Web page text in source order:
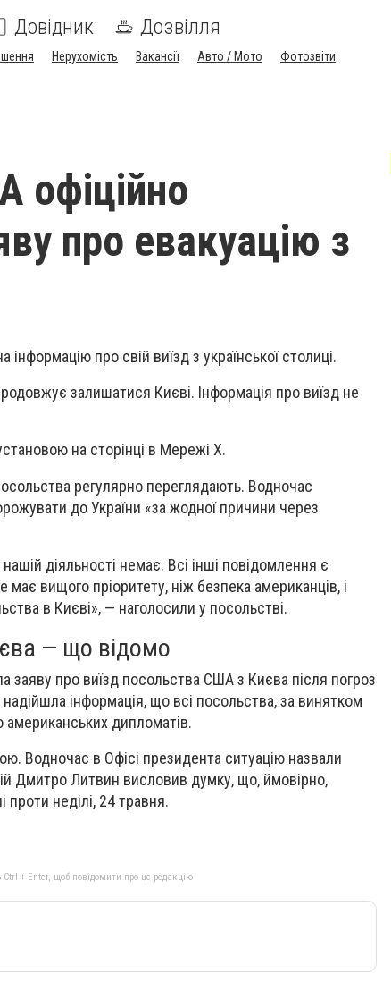
Довідник Дозвілля
Нерухомість Вакансії Авто / Мото
Фотозвіти
офіційно
про евакуацію з
про свій виїзд з української столиці.
залишатися Києві. Інформація про виїзд не
на сторінці в Мережі Х.
регулярно переглядають. Водночас
до України «за жодної причини через
діяльності немає. Всі інші повідомлення є
вищого пріоритету, ніж безпека американців, і
в Києві», — наголосили у посольстві.
— що відомо
заяву про виїзд посольства США з Києва після погроз
інформація, що всі посольства, за винятком
американських дипломатів.
Водночас в Офісі президента ситуацію назвали
Дмитро Литвин висловив думку, що, ймовірно,
неділі, 24 травня.
+ Enter, щоб повідомити про це редакцію